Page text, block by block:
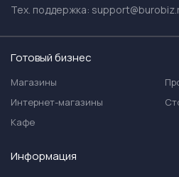
Тех. поддержка:
Готовый бизнес
Магазины
Интернет-магазины
Кафе
Информация